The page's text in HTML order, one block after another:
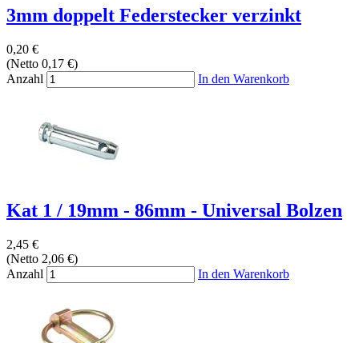
3mm doppelt Federstecker verzinkt
0,20 €
(Netto 0,17 €)
Anzahl
In den Warenkorb
Kat 1 / 19mm - 86mm - Universal Bolzen
2,45 €
(Netto 2,06 €)
Anzahl
In den Warenkorb